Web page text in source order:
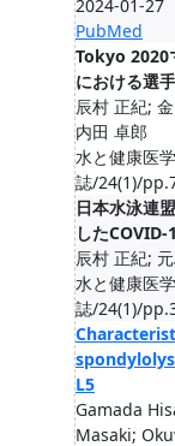
2024-01-27
PubMed
Tokyo 2020
における選
辰村 正紀;
内田 卓郎
水と健康医
誌/24(1)/
日本水泳連
した
辰村 正紀;
水と健康医
誌/24(1)/
L5
Gamada
Masaki;